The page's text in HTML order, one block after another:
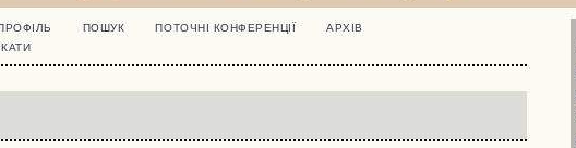
ПОШУК ПОТОЧНІ КОНФЕРЕНЦІЇ
АРХІВ